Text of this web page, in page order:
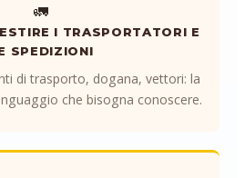
🚛
I TRASPORTATORI E
SPEDIZIONI
di trasporto, dogana, vettori: la
che bisogna conoscere.